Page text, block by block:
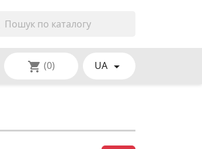
shopping_cart (0) UA 